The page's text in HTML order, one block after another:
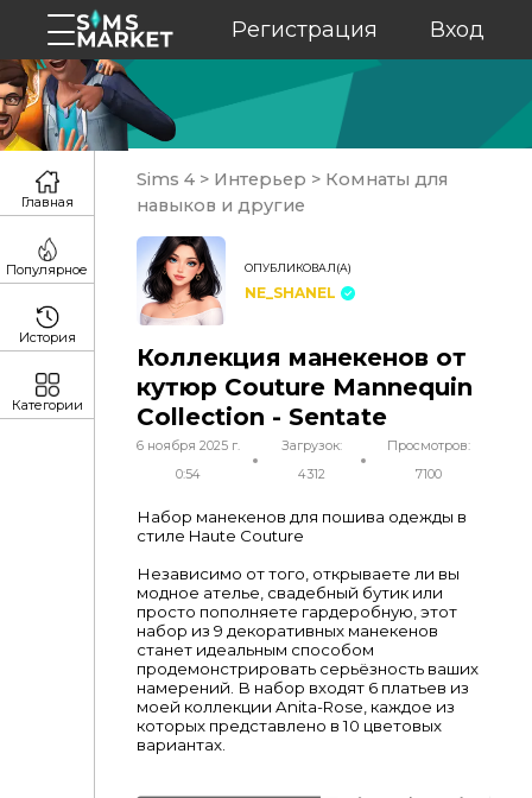
Регистрация Вход
Sims 4 > Интерьер > Комнаты для
навыков и другие
ОПУБЛИКОВАЛ(А)
NE_SHANEL
Коллекция манекенов от
кутюр Couture Mannequin
Collection - Sentate
6 ноября 2025 г.
0:54
Загрузок:
4312
Просмотров:
7100
Набор манекенов для пошива одежды в
стиле Haute Couture
Независимо от того, открываете ли вы
модное ателье, свадебный бутик или
просто пополняете гардеробную, этот
набор из 9 декоративных манекенов
станет идеальным способом
продемонстрировать серьёзность ваших
намерений. В набор входят 6 платьев из
моей коллекции Anita-Rose, каждое из
которых представлено в 10 цветовых
вариантах.
Главная
Популярное
История
Категории